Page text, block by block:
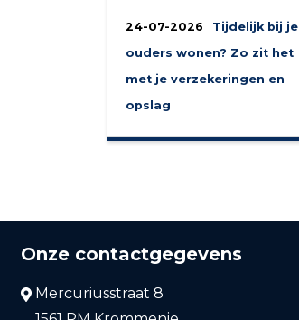
24-07-2026
Tijdelijk bij je
ouders wonen? Zo zit het
met je verzekeringen en
opslag
Onze contactgegevens
Mercuriusstraat 8